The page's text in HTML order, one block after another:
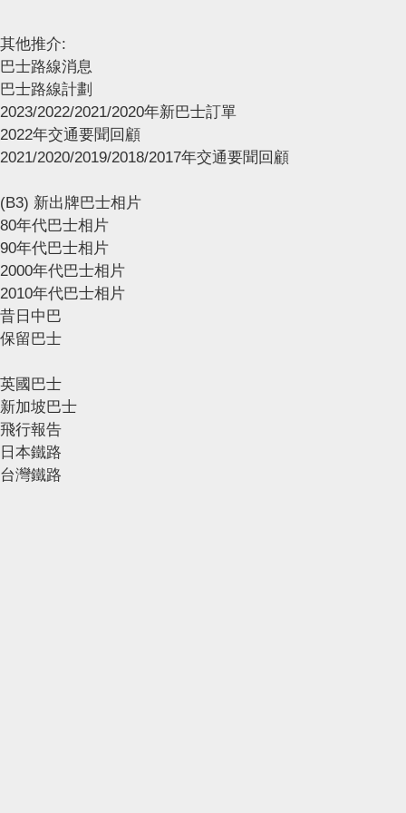
其他推介:
巴士路線消息
巴士路線計劃
2023/2022/2021/2020年新巴士訂單
2022年交通要聞回顧
2021/2020/2019/2018/2017年交通要聞回顧
(B3) 新出牌巴士相片
80年代巴士相片
90年代巴士相片
2000年代巴士相片
2010年代巴士相片
昔日中巴
保留巴士
英國巴士
新加坡巴士
飛行報告
日本鐵路
台灣鐵路